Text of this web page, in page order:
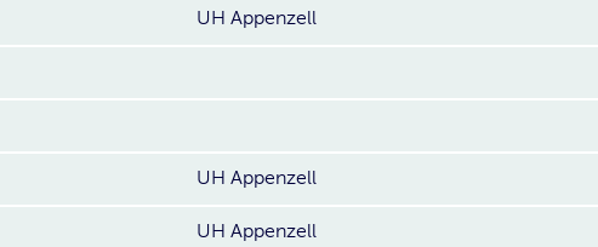
UH Appenzell
UH Appenzell
UH Appenzell